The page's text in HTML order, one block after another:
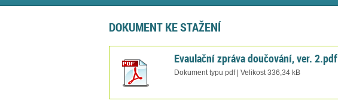
DOKUMENT KE STAŽENÍ
Evaulační zpráva doučování, ver. 2.pdf
Dokument typu pdf | Velikost 336,34 kB